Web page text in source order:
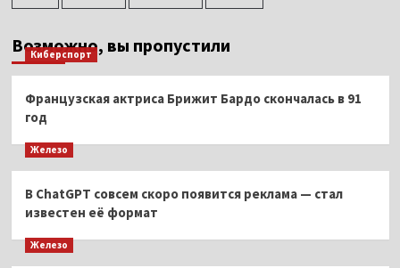
Возможно, вы пропустили
Киберспорт
Французская актриса Брижит Бардо скончалась в 91
год
Железо
В ChatGPT совсем скоро появится реклама — стал
известен её формат
Железо